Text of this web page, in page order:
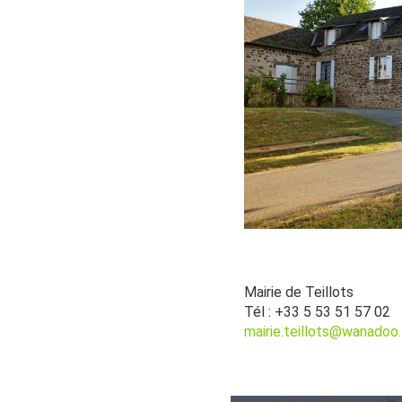
Mairie de Teillots
Tél : +33 5 53 51 57 02